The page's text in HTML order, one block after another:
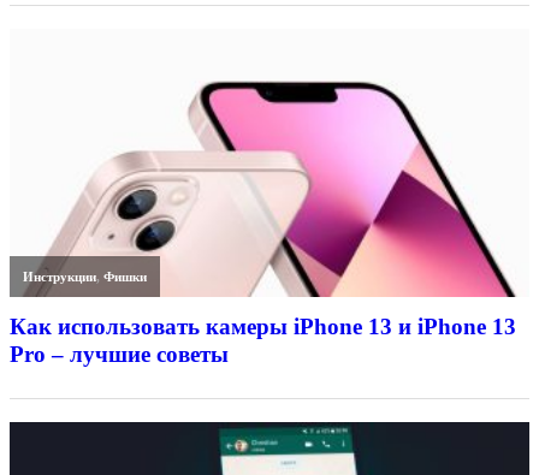
Инструкции,Фишки
Как использовать камеры iPhone 13 и iPhone 13
Pro – лучшие советы